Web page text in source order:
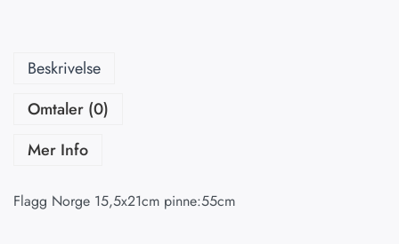
Beskrivelse
Omtaler (0)
Mer Info
Flagg Norge 15,5x21cm pinne:55cm